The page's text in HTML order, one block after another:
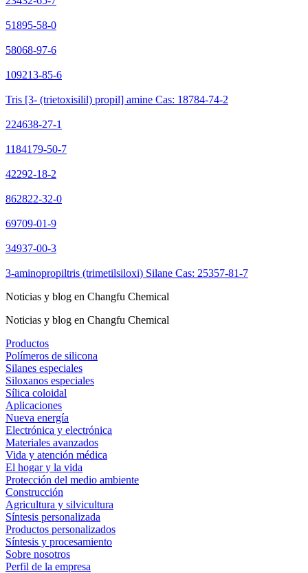
51895-58-0
58068-97-6
109213-85-6
Tris [3- (trietoxisilil) propil] amine Cas: 18784-74-2
224638-27-1
1184179-50-7
42292-18-2
862822-32-0
69709-01-9
34937-00-3
3-aminopropiltris (trimetilsiloxi) Silane Cas: 25357-81-7
Noticias y blog en Changfu Chemical
Noticias y blog en Changfu Chemical
Productos
Polímeros de silicona
Silanes especiales
Siloxanos especiales
Sílica coloidal
Aplicaciones
Nueva energía
Electrónica y electrónica
Materiales avanzados
Vida y atención médica
El hogar y la vida
Protección del medio ambiente
Construcción
Agricultura y silvicultura
Síntesis personalizada
Productos personalizados
Síntesis y procesamiento
Sobre nosotros
Perfil de la empresa